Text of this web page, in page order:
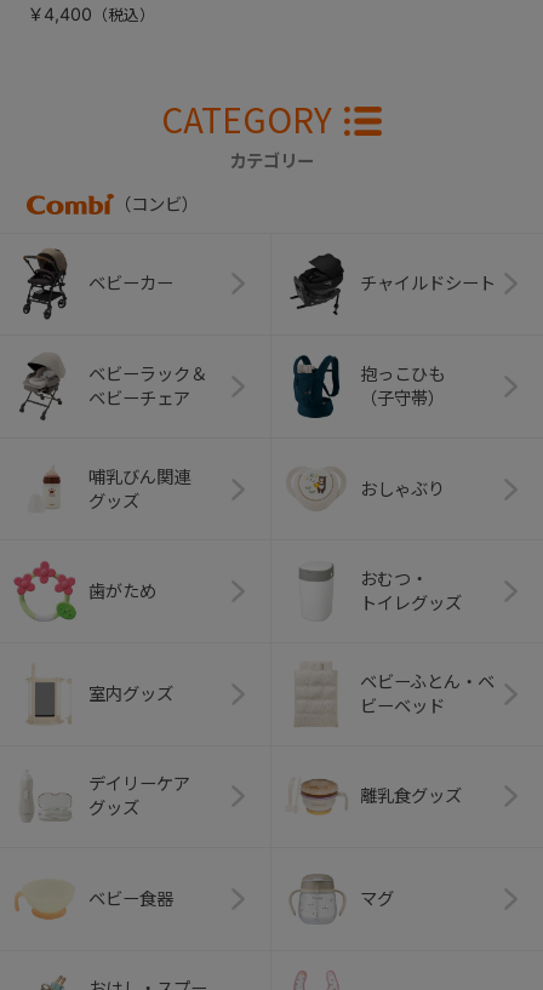
￥4,400
CATEGORY
カテゴリー
（コンビ）
ベビーカー チャイルドシート
ベビーラック＆
ベビーチェア
抱っこひも
（子守帯）
哺乳びん関連
グッズ
おしゃぶり
歯がため
おむつ・
トイレグッズ
室内グッズ
ベビーふとん・ベ
ビーベッド
デイリーケア
グッズ
離乳食グッズ
ベビー食器 マグ